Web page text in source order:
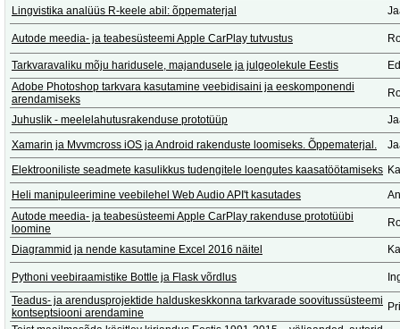
Lingvistika analüüs R-keele abil: õppematerjal
Autode meedia- ja teabesüsteemi Apple CarPlay tutvustus
Tarkvaravaliku mõju haridusele, majandusele ja julgeolekule Eestis
Adobe Photoshop tarkvara kasutamine veebidisaini ja eeskomponendi
arendamiseks
Juhuslik - meelelahutusrakenduse prototüüp
Xamarin ja Mvvmcross iOS ja Android rakenduste loomiseks. Õppematerjal.
Elektrooniliste seadmete kasulikkus tudengitele loengutes kaasatöötamiseks
Heli manipuleerimine veebilehel Web Audio API't kasutades
Autode meedia- ja teabesüsteemi Apple CarPlay rakenduse prototüübi
loomine
Diagrammid ja nende kasutamine Excel 2016 näitel
Pythoni veebiraamistike Bottle ja Flask võrdlus
Teadus- ja arendusprojektide halduskeskkonna tarkvarade soovitussüsteemi
kontseptsiooni arendamine